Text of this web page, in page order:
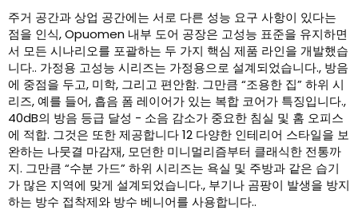
주거 공간과 상업 공간에는 서로 다른 성능 요구 사항이 있다는
점을 인식, Opuomen 내부 도어 공장은 고성능 표준을 유지하면
서 모든 시나리오를 포괄하는 두 가지 핵심 제품 라인을 개발했습
니다.. 가정용 고성능 시리즈는 가정용으로 설계되었습니다., 방음
에 중점을 두고, 미학, 그리고 편안함. 그만큼 “조용한 집” 하위 시
리즈, 예를 들어, 흡음 폼 레이어가 있는 복합 코어가 특징입니다.,
40dB의 방음 등급 달성 - 소음 감소가 중요한 침실 및 홈 오피스
에 적합. 그것은 또한 제공합니다 12 다양한 인테리어 스타일을 보
완하는 나뭇결 마감재, 모던한 미니멀리즘부터 클래식한 전통까
지. 그만큼 “수분 가드” 하위 시리즈는 욕실 및 주방과 같은 습기
가 많은 지역에 맞게 설계되었습니다., 부기나 곰팡이 발생을 방지
하는 방수 접착제와 방수 베니어를 사용합니다..